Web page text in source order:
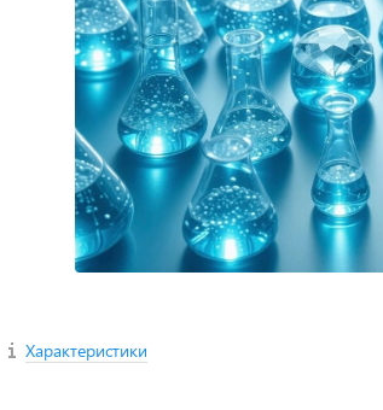
Характеристики